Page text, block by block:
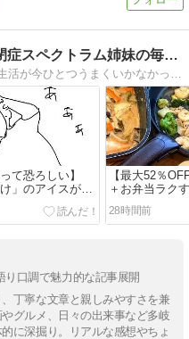
最悪！転じてHappy〜自閉症スペクトラム姉妹の毎日〜
姉妹揃って、発達障害。毎日の生活が今ひとつうまくいかなかったのは発達障害のせいでした。子供達のいいところを伸ばしていきたい。発達障害姉妹と私の成長記録
て恐ろしい】
け」のアイスが気
【最大52％
＋お弁当ラク
ったもの
28時間前
り口調で魅力的な記事展開
丁寧な文章と親しみやすさを兼
グルメ、日々の出来事など多岐
に深掘り。リアルな感想やちょ